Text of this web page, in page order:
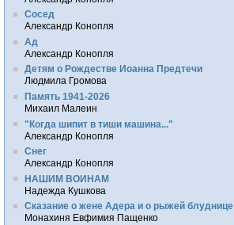
Сосед
Александр Конопля
Ад
Александр Конопля
Детям о Рождестве Иоанна Предтечи
Людмила Громова
Память 1941-2026
Михаил Малеин
"Когда шипит в тиши машина..."
Александр Конопля
Снег
Александр Конопля
НАШИМ ВОИНАМ
Надежда Кушкова
Сказание о жене Адера и о рыжей блуднице
Монахиня Евфимия Пащенко